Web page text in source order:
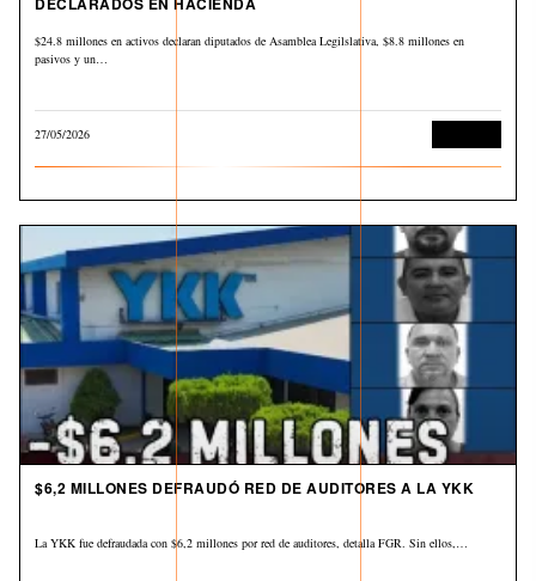
$24.8 millones en activos declaran diputados de Asamblea Legilslativa, $8.8 millones en
pasivos y un…
27/05/2026
$6,2 MILLONES DEFRAUDÓ RED DE AUDITORES A LA YKK
La YKK fue defraudada con $6,2 millones por red de auditores, detalla FGR. Sin ellos,…